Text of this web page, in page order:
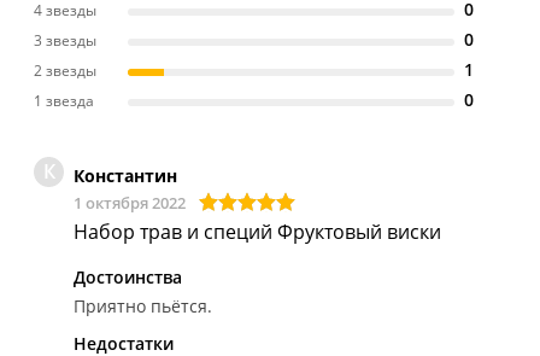
4 звезды 0
3 звезды 0
2 звезды 1
1 звезда 0
К Константин
1 октября 2022
Набор трав и специй Фруктовый виски
Достоинства
Приятно пьётся.
Недостатки